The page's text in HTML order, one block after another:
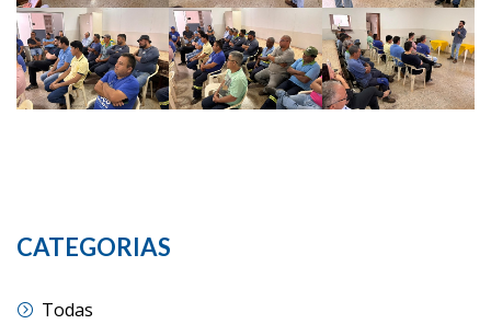
CATEGORIAS
Todas